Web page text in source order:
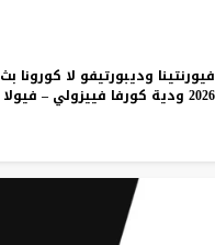
فيورنتينا وديبورتيفو لا كورونا بث
ودية كورفا فييزولي – فيولا